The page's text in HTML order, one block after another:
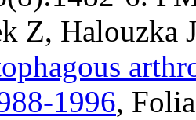
Z, Halouzka
1996,